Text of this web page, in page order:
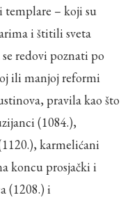
templare – koji su
i štitili sveta
redovi poznati po
ili manjoj reformi
pravila kao što
(1084.),
karmelićani
koncu prosjački i
(1208.) i